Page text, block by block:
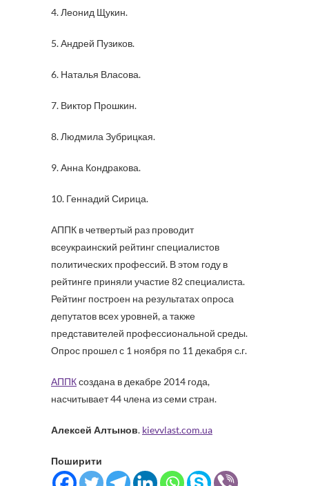
4. Леонид Щукин.
5. Андрей Пузиков.
6. Наталья Власова.
7. Виктор Прошкин.
8. Людмила Зубрицкая.
9. Анна Кондракова.
10. Геннадий Сирица.
АППК в четвертый раз проводит
всеукраинский рейтинг специалистов
политических профессий. В этом году в
рейтинге приняли участие 82 специалиста.
Рейтинг построен на результатах опроса
депутатов всех уровней, а также
представителей профессиональной среды.
Опрос прошел с 1 ноября по 11 декабря с.г.
АППКсоздана в декабре 2014 года,
насчитывает 44 члена из семи стран.
Алексей Алтынов. kievvlast.com.ua
Поширити